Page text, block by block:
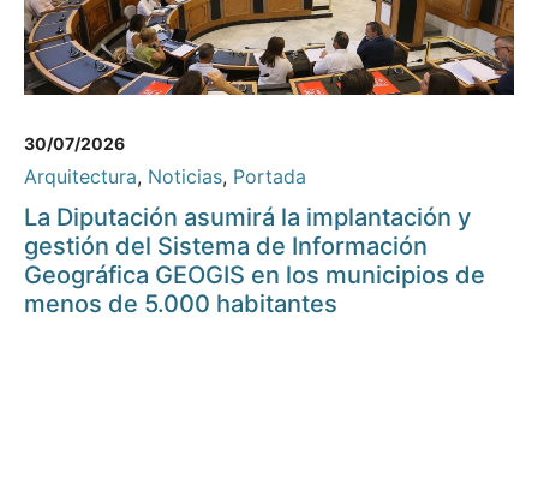
30/07/2026
Arquitectura, Noticias, Portada
La Diputación asumirá la implantación y
gestión del Sistema de Información
Geográfica GEOGIS en los municipios de
menos de 5.000 habitantes